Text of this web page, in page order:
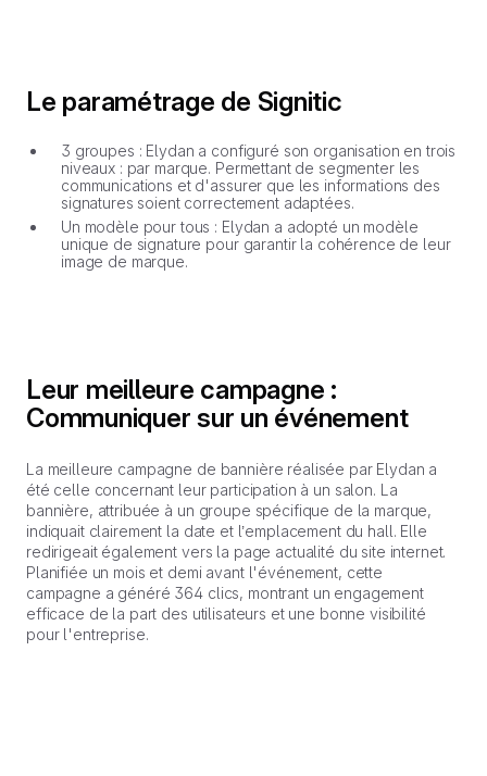
Le paramétrage de Signitic
3 groupes : Elydan a configuré son organisation en trois
niveaux : par marque. Permettant de segmenter les
communications et d'assurer que les informations des
signatures soient correctement adaptées.
Un modèle pour tous : Elydan a adopté un modèle
unique de signature pour garantir la cohérence de leur
image de marque.
Leur meilleure campagne :
Communiquer sur un événement
La meilleure campagne de bannière réalisée par Elydan a
été celle concernant leur participation à un salon. La
bannière, attribuée à un groupe spécifique de la marque,
indiquait clairement la date et l’emplacement du hall. Elle
redirigeait également vers la page actualité du site internet.
Planifiée un mois et demi avant l'événement, cette
campagne a généré 364 clics, montrant un engagement
efficace de la part des utilisateurs et une bonne visibilité
pour l'entreprise.